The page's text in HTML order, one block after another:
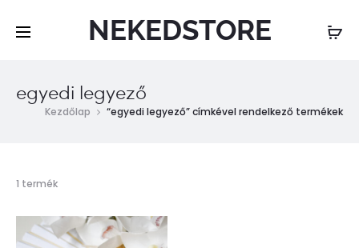
NEKEDSTORE
egyedi legyező
Kezdőlap “egyedi legyező” címkével rendelkező termékek
1 termékÖsszesen
találat